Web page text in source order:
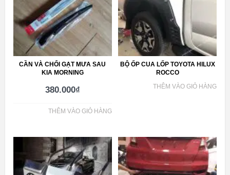
CẦN VÀ CHỔI GẠT MƯA SAU
KIA MORNING
380.000₫
THÊM VÀO GIỎ HÀNG
BỘ ỐP CUA LỐP TOYOTA HILUX
ROCCO
THÊM VÀO GIỎ HÀNG